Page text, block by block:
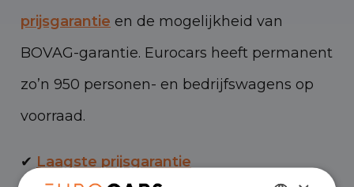
prijsgarantie en de mogelijkheid van
BOVAG-garantie. Eurocars heeft permanent
zo’n 950 personen- en bedrijfswagens op
voorraad.
✔ Laagste prijsgarantie